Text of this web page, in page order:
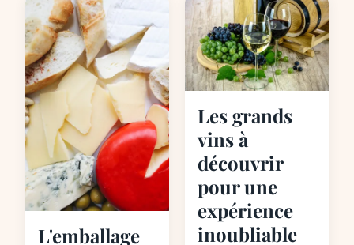
L'emballage
Les grands
vins à
découvrir
pour une
expérience
inoubliable